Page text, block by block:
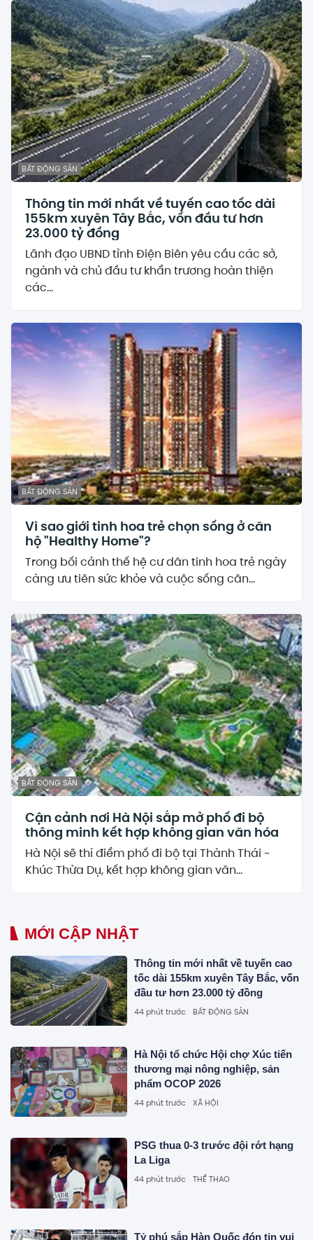
BẤT ĐỘNG SẢN
Thông tin mới nhất về tuyến cao tốc dài
155km xuyên Tây Bắc, vốn đầu tư hơn
23.000 tỷ đồng
Lãnh đạo UBND tỉnh Điện Biên yêu cầu các sở,
ngành và chủ đầu tư khẩn trương hoàn thiện
các...
BẤT ĐỘNG SẢN
Vì sao giới tinh hoa trẻ chọn sống ở căn
hộ "Healthy Home"?
Trong bối cảnh thế hệ cư dân tinh hoa trẻ ngày
càng ưu tiên sức khỏe và cuộc sống cân...
BẤT ĐỘNG SẢN
Cận cảnh nơi Hà Nội sắp mở phố đi bộ
thông minh kết hợp không gian văn hóa
Hà Nội sẽ thí điểm phố đi bộ tại Thành Thái -
Khúc Thừa Dụ, kết hợp không gian văn...
MỚI CẬP NHẬT
Thông tin mới nhất về tuyến cao
tốc dài 155km xuyên Tây Bắc, vốn
đầu tư hơn 23.000 tỷ đồng
44 phút trước BẤT ĐỘNG SẢN
Hà Nội tổ chức Hội chợ Xúc tiến
thương mại nông nghiệp, sản
phẩm OCOP 2026
44 phút trước XÃ HỘI
PSG thua 0-3 trước đội rớt hạng
La Liga
44 phút trước THỂ THAO
Tỷ phú sắp Hàn Quốc đón tin vui